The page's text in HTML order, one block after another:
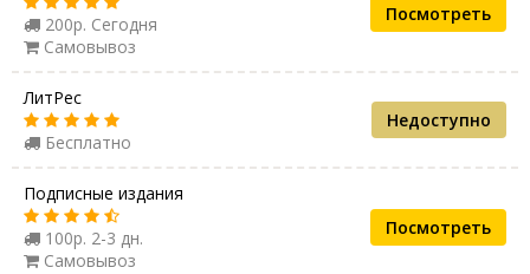
200р. Сегодня
Самовывоз
Посмотреть
ЛитРес
Бесплатно
Недоступно
Подписные издания
100р. 2-3 дн.
Самовывоз
Посмотреть